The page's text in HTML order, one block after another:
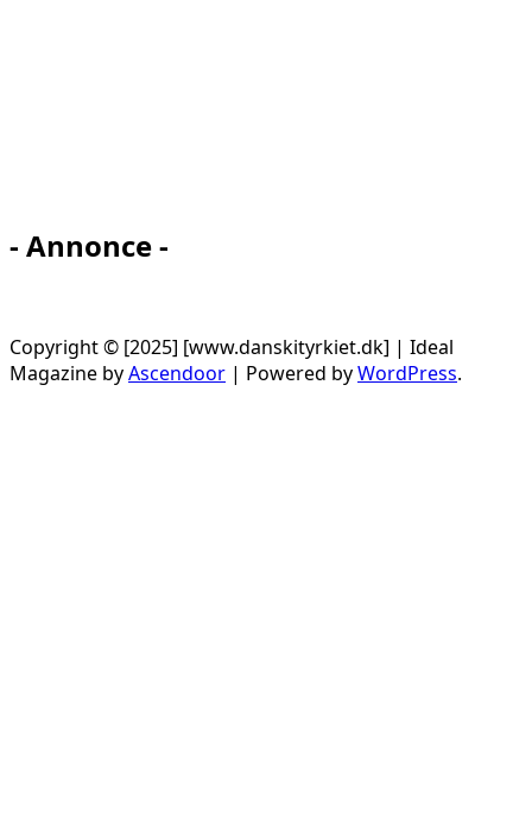
- Annonce -
Copyright © [2025] [www.danskityrkiet.dk] | Ideal
Magazine byAscendoor | Powered byWordPress.